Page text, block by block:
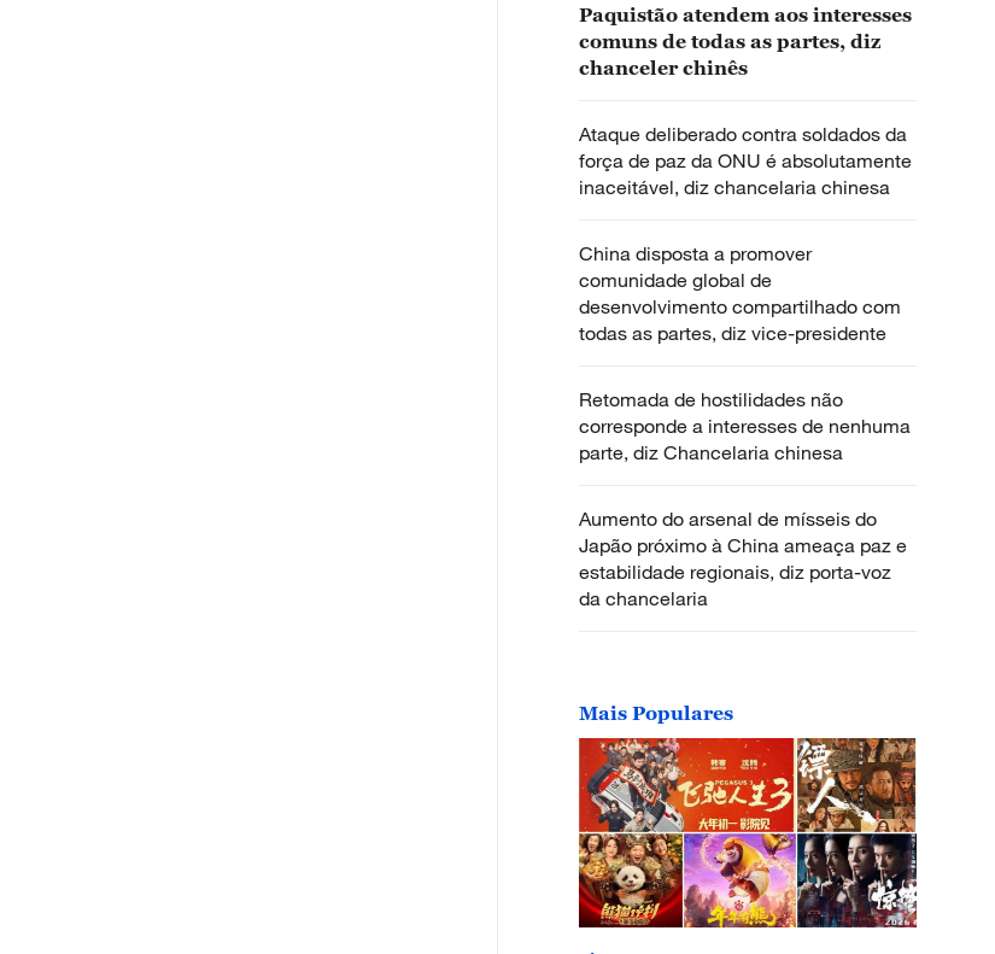
Paquistão atendem aos interesses
comuns de todas as partes, diz
chanceler chinês
Ataque deliberado contra soldados da
força de paz da ONU é absolutamente
inaceitável, diz chancelaria chinesa
China disposta a promover
comunidade global de
desenvolvimento compartilhado com
todas as partes, diz vice-presidente
Retomada de hostilidades não
corresponde a interesses de nenhuma
parte, diz Chancelaria chinesa
Aumento do arsenal de mísseis do
Japão próximo à China ameaça paz e
estabilidade regionais, diz porta-voz
da chancelaria
Mais Populares